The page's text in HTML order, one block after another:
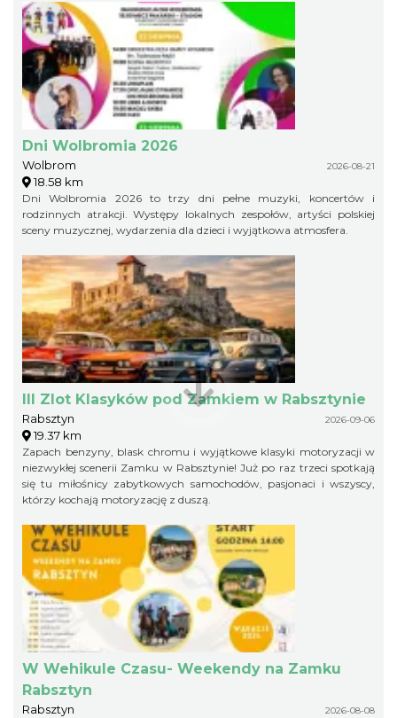
Dni Wolbromia 2026
Wolbrom 2026-08-21
18.58 km
Dni Wolbromia 2026 to trzy dni pełne muzyki, koncertów i
rodzinnych atrakcji. Występy lokalnych zespołów, artyści polskiej
sceny muzycznej, wydarzenia dla dzieci i wyjątkowa atmosfera.
III Zlot Klasyków pod Zamkiem w Rabsztynie
Rabsztyn 2026-09-06
19.37 km
Zapach benzyny, blask chromu i wyjątkowe klasyki motoryzacji w
niezwykłej scenerii Zamku w Rabsztynie! Już po raz trzeci spotkają
się tu miłośnicy zabytkowych samochodów, pasjonaci i wszyscy,
którzy kochają motoryzację z duszą.
W Wehikule Czasu- Weekendy na Zamku
Rabsztyn
Rabsztyn 2026-08-08